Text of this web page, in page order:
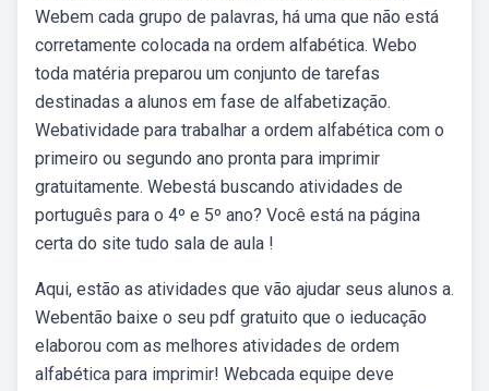
Webem cada grupo de palavras, há uma que não está
corretamente colocada na ordem alfabética. Webo
toda matéria preparou um conjunto de tarefas
destinadas a alunos em fase de alfabetização.
Webatividade para trabalhar a ordem alfabética com o
primeiro ou segundo ano pronta para imprimir
gratuitamente. Webestá buscando atividades de
português para o 4º e 5º ano? Você está na página
certa do site tudo sala de aula !
Aqui, estão as atividades que vão ajudar seus alunos a.
Webentão baixe o seu pdf gratuito que o ieducação
elaborou com as melhores atividades de ordem
alfabética para imprimir! Webcada equipe deve